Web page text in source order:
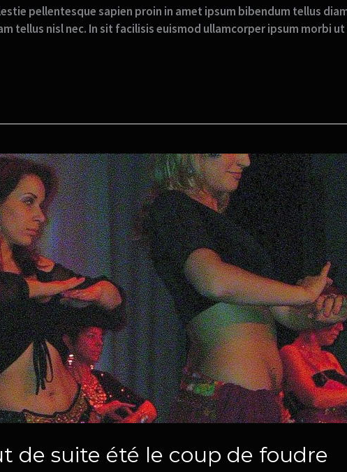
pellentesque sapien proin in amet ipsum bibendum tellus
tellus nisl nec. In sit facilisis euismod ullamcorper ipsum morbi
de suite été le coup de foudre